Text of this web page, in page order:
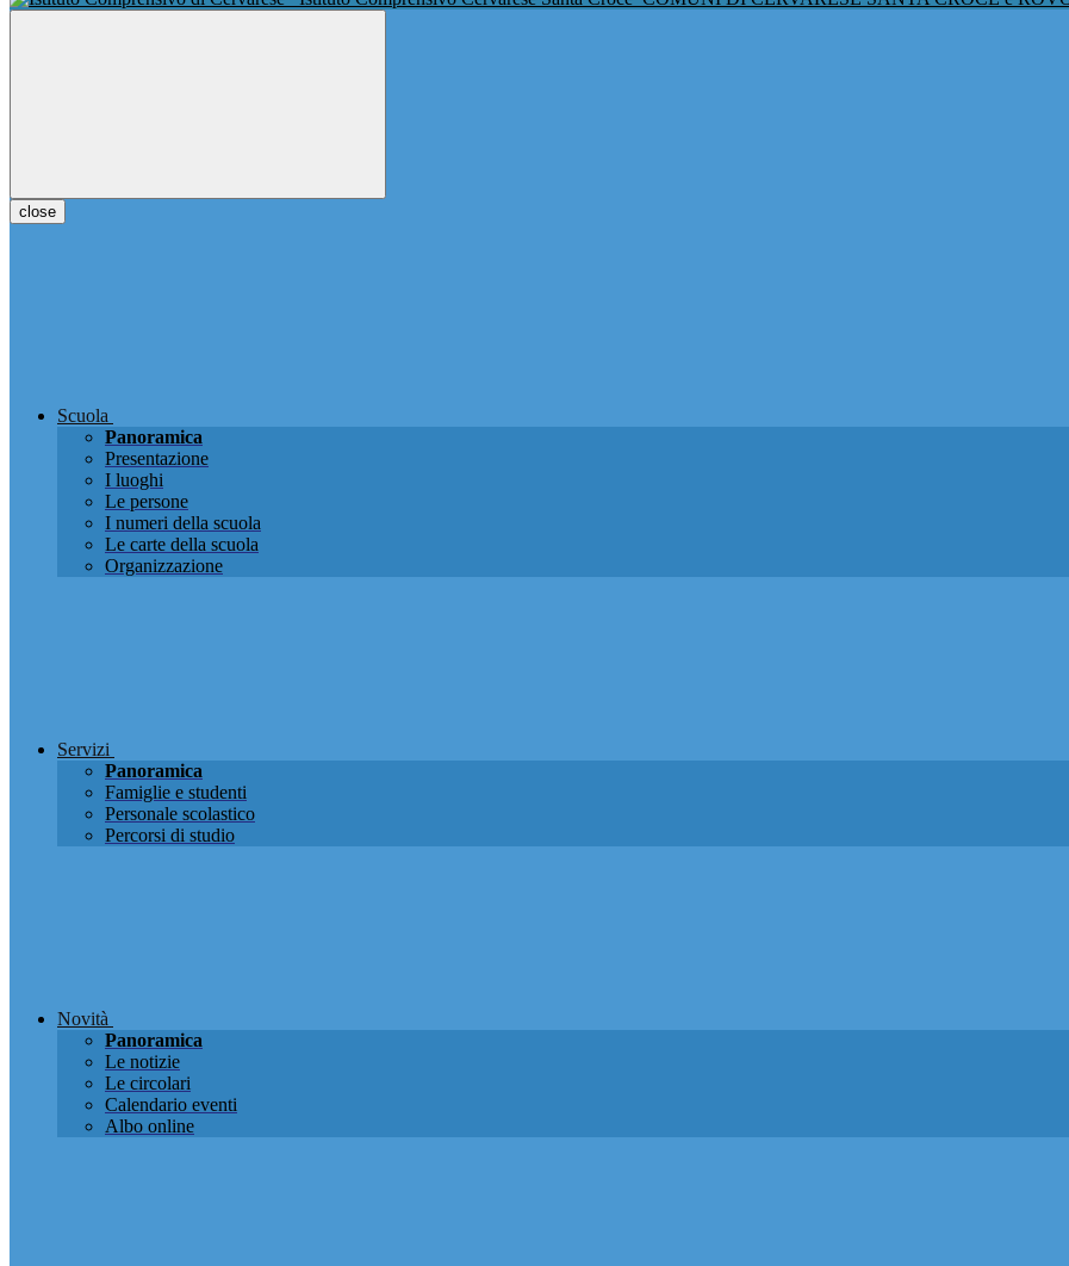
close
Scuola
Panoramica
Presentazione
I luoghi
Le persone
I numeri della scuola
Le carte della scuola
Organizzazione
Servizi
Panoramica
Famiglie e studenti
Personale scolastico
Percorsi di studio
Novità
Panoramica
Le notizie
Le circolari
Calendario eventi
Albo online